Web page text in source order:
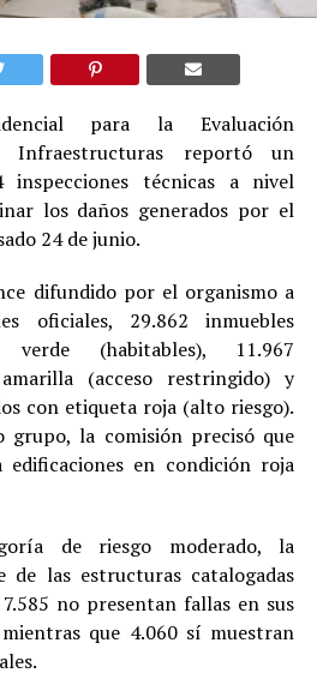
para la Evaluación
Infraestructuras reportó un
inspecciones técnicas a nivel
los daños generados por el
24 de junio.
difundido por el organismo a
oficiales, 29.862 inmuebles
verde (habitables), 11.967
(acceso restringido) y
con etiqueta roja (alto riesgo).
la comisión precisó que
edificaciones en condición roja
de riesgo moderado, la
de las estructuras catalogadas
no presentan fallas en sus
que 4.060 sí muestran